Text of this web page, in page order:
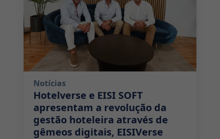
Notícias
Hotelverse e EISI SOFT
apresentam a revolução da
gestão hoteleira através de
gêmeos digitais, EISIVerse